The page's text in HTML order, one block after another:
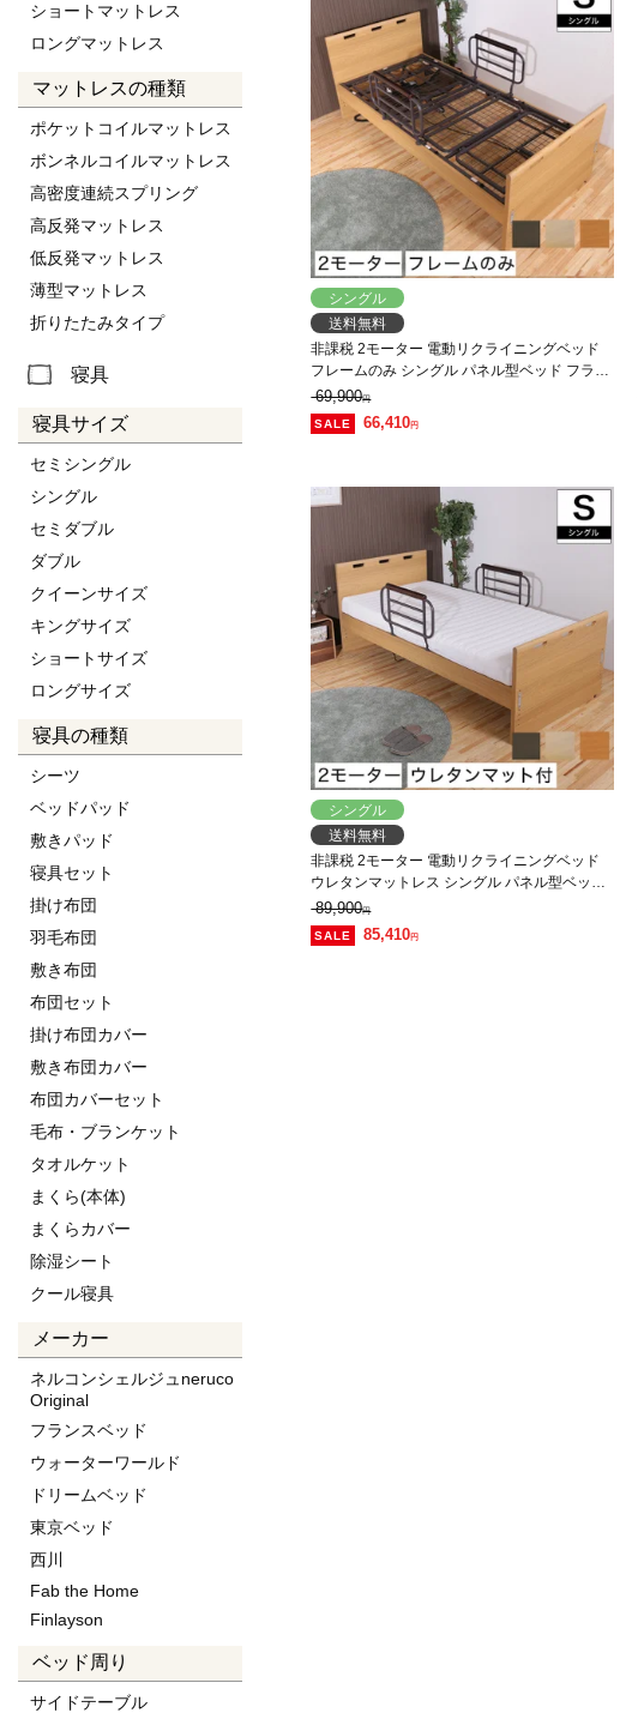
ショートマットレス
ロングマットレス
マットレスの種類
ポケットコイルマットレス
ボンネルコイルマットレス
高密度連続スプリング
高反発マットレス
低反発マットレス
薄型マットレス
折りたたみタイプ
寝具
寝具サイズ
セミシングル
シングル
セミダブル
ダブル
クイーンサイズ
キングサイズ
ショートサイズ
ロングサイズ
寝具の種類
シーツ
ベッドパッド
敷きパッド
寝具セット
掛け布団
羽毛布団
敷き布団
布団セット
掛け布団カバー
敷き布団カバー
布団カバーセット
毛布・ブランケット
タオルケット
まくら(本体)
まくらカバー
除湿シート
クール寝具
メーカー
ネルコンシェルジュneruco
Original
フランスベッド
ウォーターワールド
ドリームベッド
東京ベッド
西川
Fab the Home
Finlayson
ベッド周り
サイドテーブル
シングル
送料無料
非課税 2モーター 電動リクライニングベッド
フレームのみ シングル パネル型ベッド フラッ
ト 背上げと脚上げが同時動作
69,900円
66,410円
シングル
送料無料
非課税 2モーター 電動リクライニングベッド
ウレタンマットレス シングル パネル型ベッド
フラット 背上げと脚上げが同時動作
89,900円
85,410円